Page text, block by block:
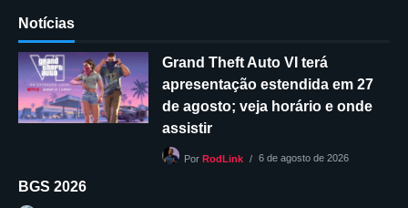
Notícias
Grand Theft Auto VI terá
apresentação estendida em 27
de agosto; veja horário e onde
assistir
PorRodLink 6 de agosto de 2026
BGS 2026